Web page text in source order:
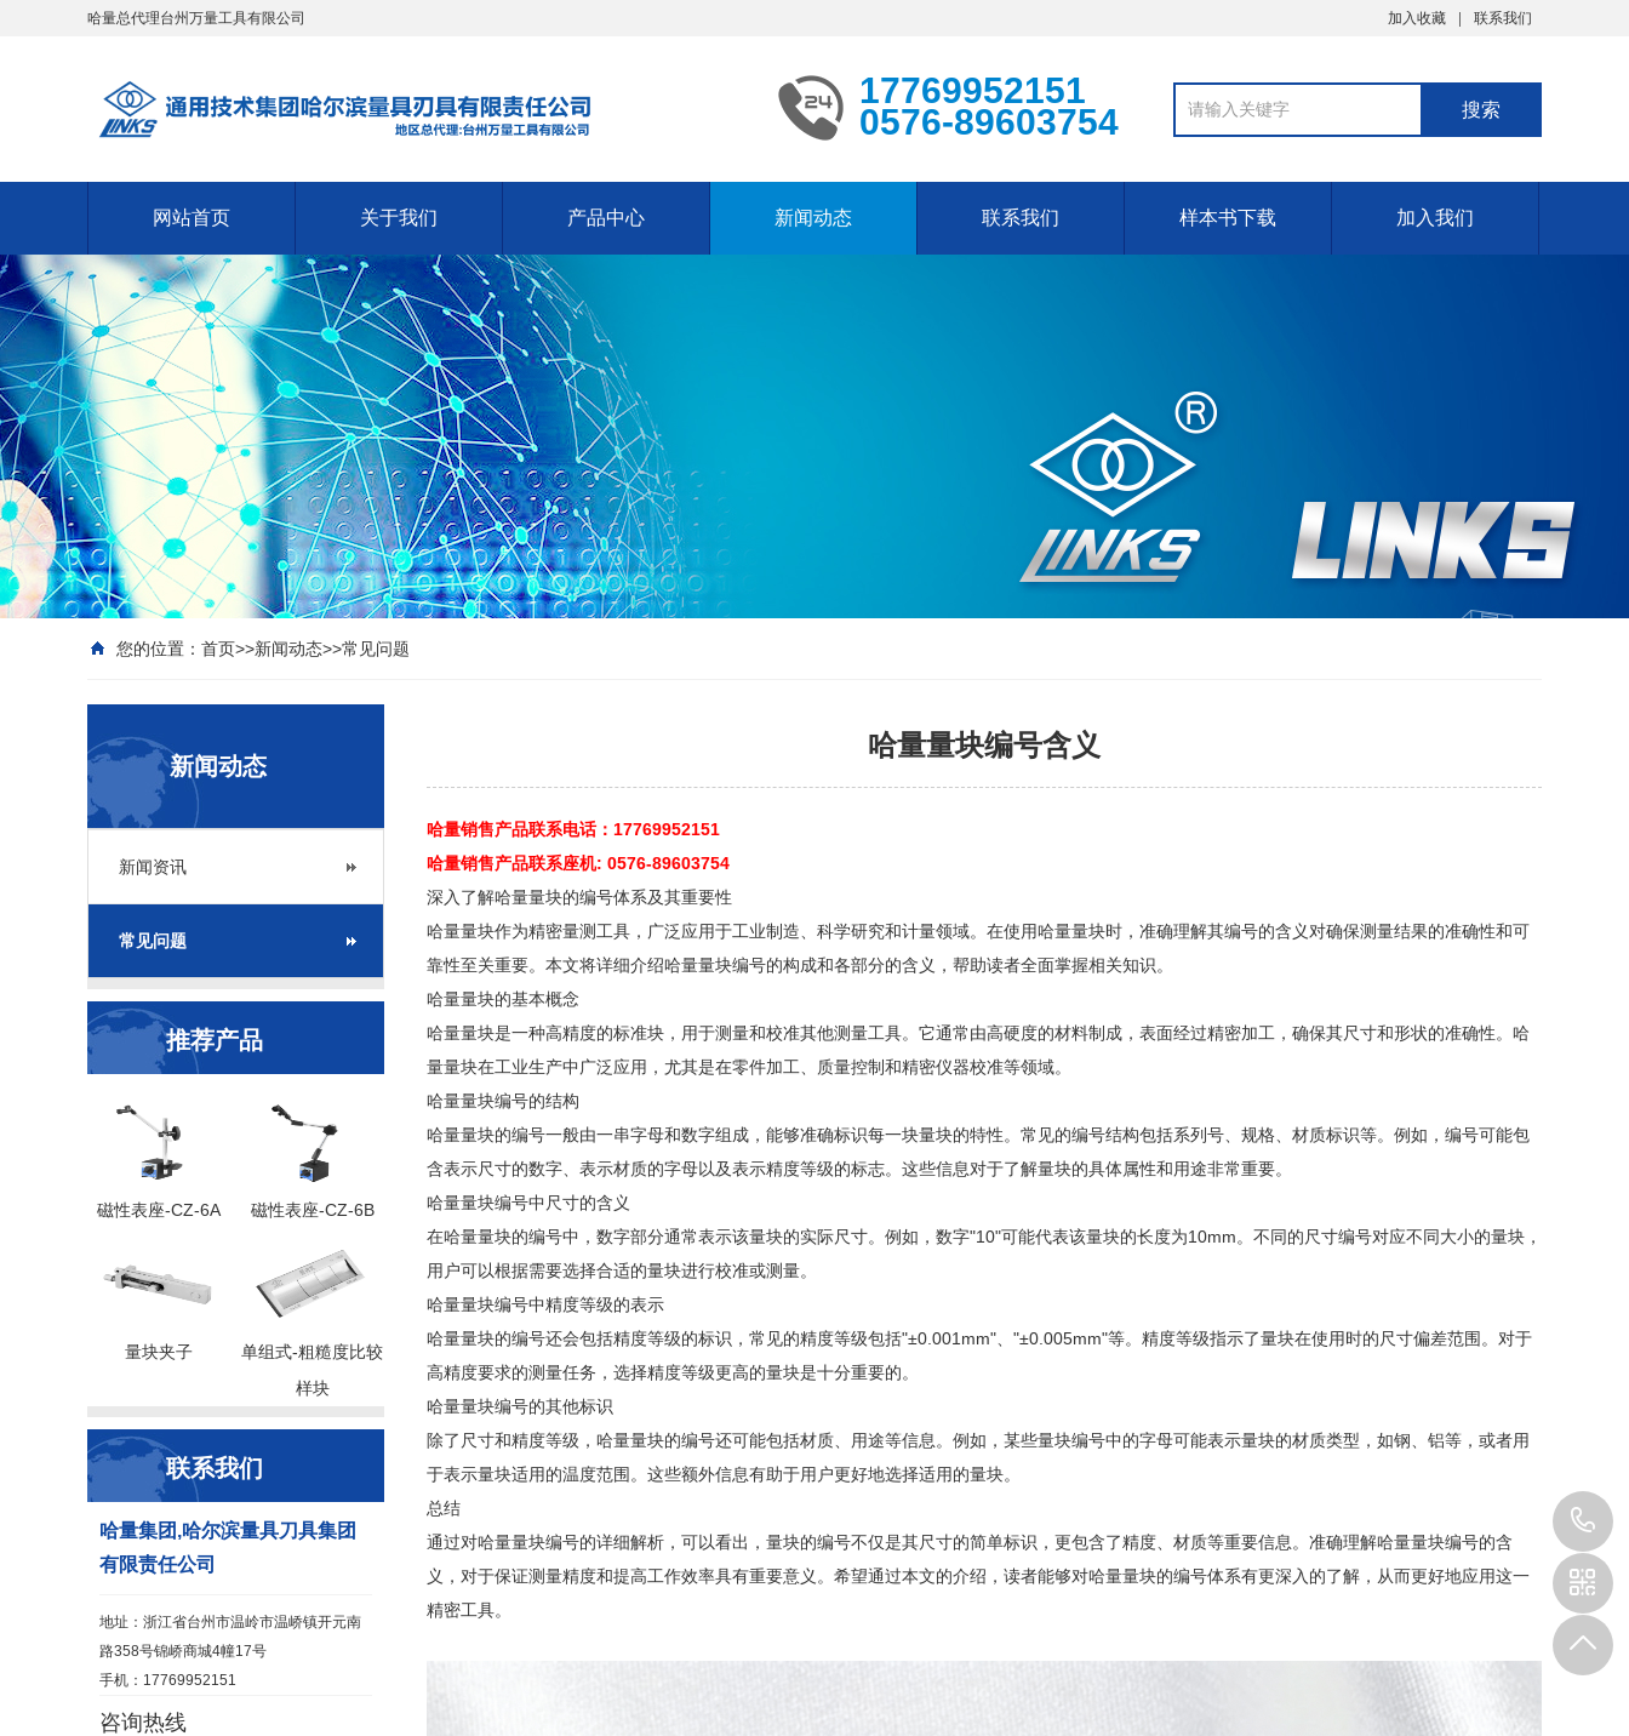
哈量总代理台州万量工具有限公司 加入收藏 联系我们
17769952151
0576-89603754
网站首页 关于我们 产品中心 新闻动态 联系我们 样本书下载 加入我们
您的位置： 首页>>新闻动态>>常见问题
新闻动态
新闻资讯
常见问题
推荐产品
磁性表座-CZ-6A 磁性表座-CZ-6B
量块夹子
单组式-粗糙度比较
样块
联系我们
哈量集团,哈尔滨量具刀具集团
有限责任公司
地址：浙江省台州市温岭市温峤镇开元南
路358号锦峤商城4幢17号
手机：17769952151
咨询热线
哈量量块编号含义
哈量销售产品联系电话：17769952151
哈量销售产品联系座机: 0576-89603754
深入了解哈量量块的编号体系及其重要性
哈量量块作为精密量测工具，广泛应用于工业制造、科学研究和计量领域。在使用哈量量块时，准确理解其编号的含义对确保测量结果的准确性和可
靠性至关重要。本文将详细介绍哈量量块编号的构成和各部分的含义，帮助读者全面掌握相关知识。
哈量量块的基本概念
哈量量块是一种高精度的标准块，用于测量和校准其他测量工具。它通常由高硬度的材料制成，表面经过精密加工，确保其尺寸和形状的准确性。哈
量量块在工业生产中广泛应用，尤其是在零件加工、质量控制和精密仪器校准等领域。
哈量量块编号的结构
哈量量块的编号一般由一串字母和数字组成，能够准确标识每一块量块的特性。常见的编号结构包括系列号、规格、材质标识等。例如，编号可能包
含表示尺寸的数字、表示材质的字母以及表示精度等级的标志。这些信息对于了解量块的具体属性和用途非常重要。
哈量量块编号中尺寸的含义
在哈量量块的编号中，数字部分通常表示该量块的实际尺寸。例如，数字"10"可能代表该量块的长度为10mm。不同的尺寸编号对应不同大小的量块，
用户可以根据需要选择合适的量块进行校准或测量。
哈量量块编号中精度等级的表示
哈量量块的编号还会包括精度等级的标识，常见的精度等级包括"±0.001mm"、"±0.005mm"等。精度等级指示了量块在使用时的尺寸偏差范围。对于
高精度要求的测量任务，选择精度等级更高的量块是十分重要的。
哈量量块编号的其他标识
除了尺寸和精度等级，哈量量块的编号还可能包括材质、用途等信息。例如，某些量块编号中的字母可能表示量块的材质类型，如钢、铝等，或者用
于表示量块适用的温度范围。这些额外信息有助于用户更好地选择适用的量块。
总结
通过对哈量量块编号的详细解析，可以看出，量块的编号不仅是其尺寸的简单标识，更包含了精度、材质等重要信息。准确理解哈量量块编号的含
义，对于保证测量精度和提高工作效率具有重要意义。希望通过本文的介绍，读者能够对哈量量块的编号体系有更深入的了解，从而更好地应用这一
精密工具。